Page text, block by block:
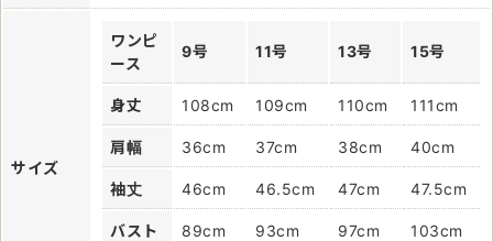
サイズ
ワンピ
ース
9号 11号 13号 15号
身丈 108cm 109cm 110cm 111cm
肩幅 36cm 37cm 38cm 40cm
袖丈 46cm 46.5cm 47cm 47.5cm
バスト 89cm 93cm 97cm 103cm